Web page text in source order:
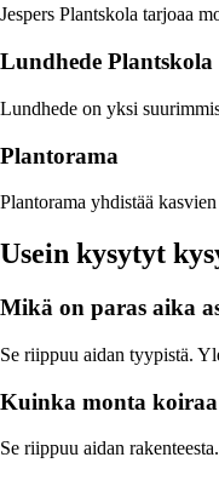
Jespers Plantskola tarjoaa
Lundhede Plantskola
Lundhede on yksi
Plantorama
Plantorama yhdistää
Usein kysytyt
Mikä on paras aika
Se riippuu aidan tyypistä.
Kuinka monta
Se riippuu aidan